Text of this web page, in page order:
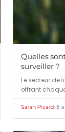
Quelles
surveiller ?
Le secteur de
offrant
Sarah Picard•8